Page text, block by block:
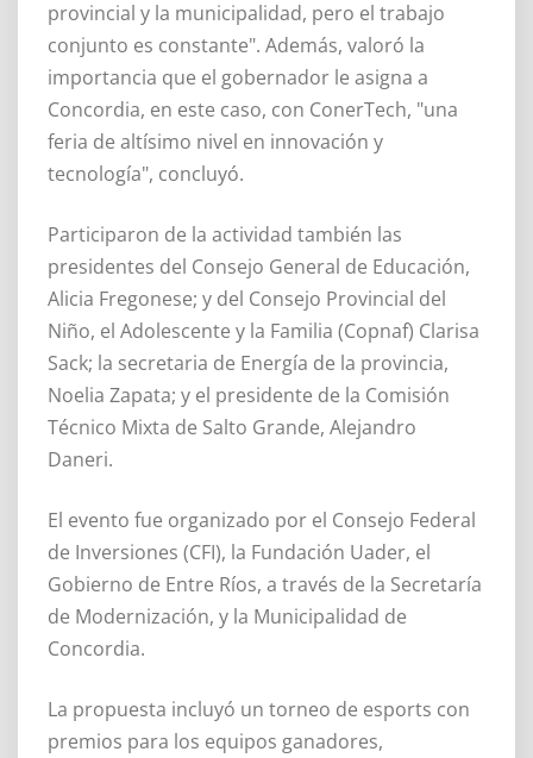
provincial y la municipalidad, pero el trabajo
conjunto es constante". Además, valoró la
importancia que el gobernador le asigna a
Concordia, en este caso, con ConerTech, "una
feria de altísimo nivel en innovación y
tecnología", concluyó.
Participaron de la actividad también las
presidentes del Consejo General de Educación,
Alicia Fregonese; y del Consejo Provincial del
Niño, el Adolescente y la Familia (Copnaf) Clarisa
Sack; la secretaria de Energía de la provincia,
Noelia Zapata; y el presidente de la Comisión
Técnico Mixta de Salto Grande, Alejandro
Daneri.
El evento fue organizado por el Consejo Federal
de Inversiones (CFI), la Fundación Uader, el
Gobierno de Entre Ríos, a través de la Secretaría
de Modernización, y la Municipalidad de
Concordia.
La propuesta incluyó un torneo de esports con
premios para los equipos ganadores,